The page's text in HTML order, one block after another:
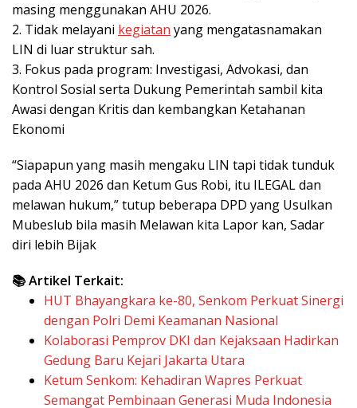
masing menggunakan AHU 2026.
2. Tidak melayani kegiatan yang mengatasnamakan
LIN di luar struktur sah.
3. Fokus pada program: Investigasi, Advokasi, dan
Kontrol Sosial serta Dukung Pemerintah sambil kita
Awasi dengan Kritis dan kembangkan Ketahanan
Ekonomi
“Siapapun yang masih mengaku LIN tapi tidak tunduk
pada AHU 2026 dan Ketum Gus Robi, itu ILEGAL dan
melawan hukum,” tutup beberapa DPD yang Usulkan
Mubeslub bila masih Melawan kita Lapor kan, Sadar
diri lebih Bijak
📚 Artikel Terkait:
HUT Bhayangkara ke-80, Senkom Perkuat Sinergi
dengan Polri Demi Keamanan Nasional
Kolaborasi Pemprov DKI dan Kejaksaan Hadirkan
Gedung Baru Kejari Jakarta Utara
Ketum Senkom: Kehadiran Wapres Perkuat
Semangat Pembinaan Generasi Muda Indonesia